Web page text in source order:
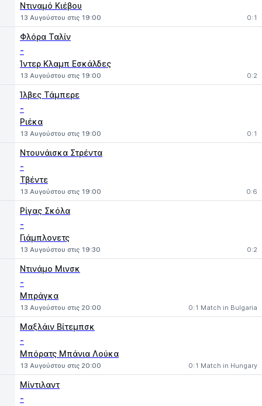
Ντιναμό Κιέβου
13 Αυγούστου στις 19:00 0:1
Φλόρα Ταλίν
-
Ίντερ Κλαμπ Εσκάλδες
13 Αυγούστου στις 19:00 0:2
Ίλβες Τάμπερε
-
Ριέκα
13 Αυγούστου στις 19:00 0:1
Ντουνάισκα Στρέντα
-
Τβέντε
13 Αυγούστου στις 19:00 0:6
Ρίγας Σκόλα
-
Γιάμπλονετς
13 Αυγούστου στις 19:30 0:2
Ντινάμο Μινσκ
-
Μπράγκα
13 Αυγούστου στις 20:00 0:1 Match in Bulgaria
Μαξλάιν Βίτεμπσκ
-
Μπόρατς Μπάνια Λούκα
13 Αυγούστου στις 20:00 0:1 Match in Hungary
Μίντιλαντ
-